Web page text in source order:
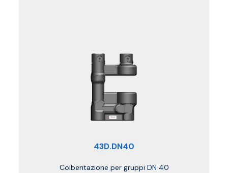
43D.DN40
Coibentazione per gruppi DN 40